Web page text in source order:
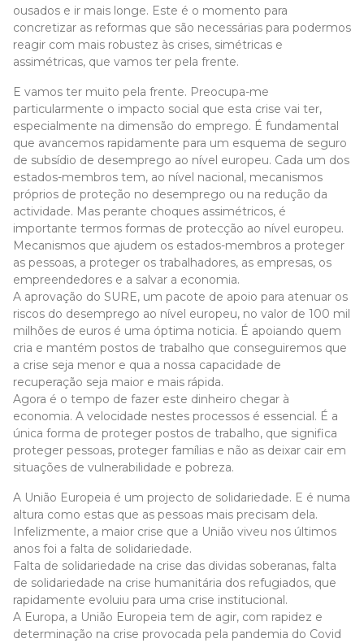
ousados e ir mais longe. Este é o momento para
concretizar as reformas que são necessárias para podermos
reagir com mais robustez às crises, simétricas e
assimétricas, que vamos ter pela frente.
E vamos ter muito pela frente. Preocupa-me
particularmente o impacto social que esta crise vai ter,
especialmente na dimensão do emprego. É fundamental
que avancemos rapidamente para um esquema de seguro
de subsídio de desemprego ao nível europeu. Cada um dos
estados-membros tem, ao nível nacional, mecanismos
próprios de proteção no desemprego ou na redução da
actividade. Mas perante choques assimétricos, é
importante termos formas de protecção ao nível europeu.
Mecanismos que ajudem os estados-membros a proteger
as pessoas, a proteger os trabalhadores, as empresas, os
empreendedores e a salvar a economia.
A aprovação do SURE, um pacote de apoio para atenuar os
riscos do desemprego ao nível europeu, no valor de 100 mil
milhões de euros é uma óptima noticia. É apoiando quem
cria e mantém postos de trabalho que conseguiremos que
a crise seja menor e qua a nossa capacidade de
recuperação seja maior e mais rápida.
Agora é o tempo de fazer este dinheiro chegar à
economia. A velocidade nestes processos é essencial. É a
única forma de proteger postos de trabalho, que significa
proteger pessoas, proteger famílias e não as deixar cair em
situações de vulnerabilidade e pobreza.
A União Europeia é um projecto de solidariedade. E é numa
altura como estas que as pessoas mais precisam dela.
Infelizmente, a maior crise que a União viveu nos últimos
anos foi a falta de solidariedade.
Falta de solidariedade na crise das dividas soberanas, falta
de solidariedade na crise humanitária dos refugiados, que
rapidamente evoluiu para uma crise institucional.
A Europa, a União Europeia tem de agir, com rapidez e
determinação na crise provocada pela pandemia do Covid